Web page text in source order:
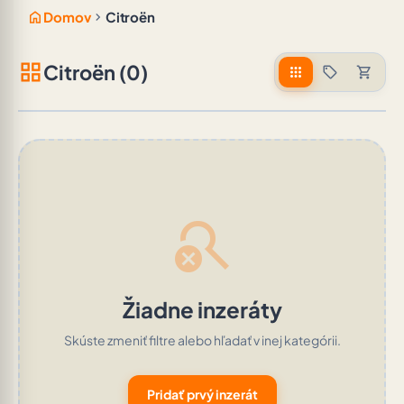
home Domov chevron_right Citroën
grid_viewCitroën (0) apps sell shopping_cart
search_off
Žiadne inzeráty
Skúste zmeniť filtre alebo hľadať v inej kategórii.
Pridať prvý inzerát